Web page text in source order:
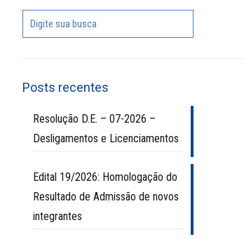
Posts recentes
Resolução D.E. – 07-2026 –
Desligamentos e Licenciamentos
Edital 19/2026: Homologação do
Resultado de Admissão de novos
integrantes